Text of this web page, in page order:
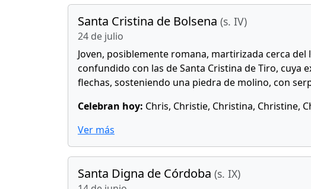
Santa Cristina de Bolsena (s. IV)
24 de julio
Joven, posiblemente romana, martirizada cerca
confundido con las de Santa Cristina de Tiro, cuya
flechas, sosteniendo una piedra de molino, con
Celebran hoy: Chris, Christie, Christina, Christine,
Ver más
Santa Digna de Córdoba (s. IX)